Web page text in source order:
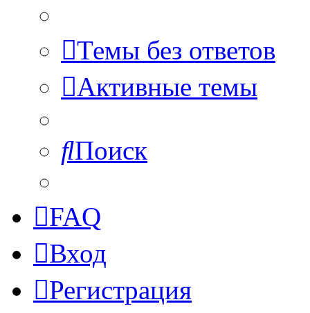
Темы без ответов
Активные темы
Поиск
FAQ
Вход
Регистрация